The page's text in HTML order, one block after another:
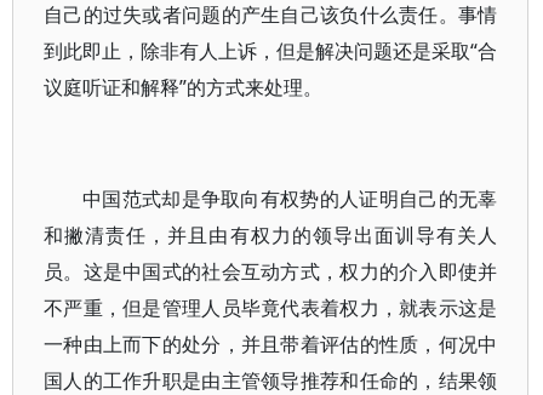
自己的过失或者问题的产生自己该负什么责任。事情
到此即止，除非有人上诉，但是解决问题还是采取“合
议庭听证和解释”的方式来处理。
中国范式却是争取向有权势的人证明自己的无辜
和撇清责任，并且由有权力的领导出面训导有关人
员。这是中国式的社会互动方式，权力的介入即使并
不严重，但是管理人员毕竟代表着权力，就表示这是
一种由上而下的处分，并且带着评估的性质，何况中
国人的工作升职是由主管领导推荐和任命的，结果领